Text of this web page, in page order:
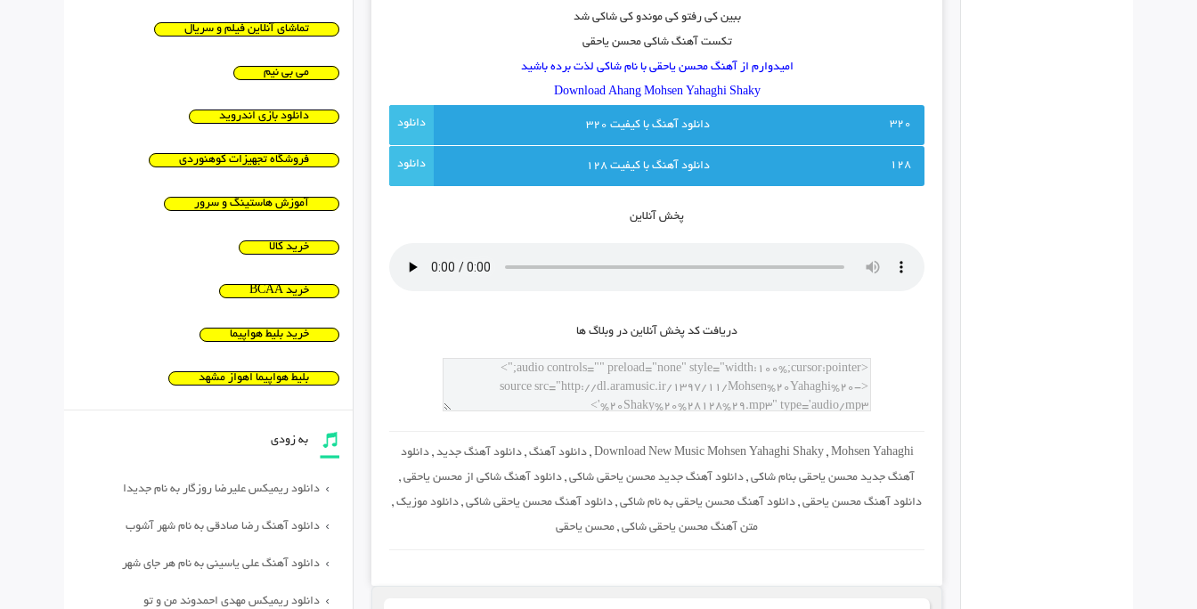
ببین کی رفتو کی موندو کی شاکی شد
تکست آهنگ شاکی محسن یاحقی
امیدوارم از آهنگ محسن یاحقی با نام شاکی لذت برده باشید
Download Ahang Mohsen Yahaghi Shaky
320 دانلود آهنگ با کيفيت 320
128 دانلود آهنگ با کيفيت 128
پخش آنلاين
دريافت کد پخش آنلاين در وبلاگ ها
Download New Music Mohsen Yahaghi Shaky, Mohsen Yahaghi
,دانلود آهنگ ,دانلود آهنگ جدید ,دانلود
آهنگ جدید محسن یاحقی بنام شاکی, دانلود آهنگ جدید محسن یاحقی شاکی, دانلود آهنگ شاکی از محسن یاحقی,
دانلود آهنگ محسن یاحقی, دانلود آهنگ محسن یاحقی به نام شاکی, دانلود آهنگ محسن یاحقی شاکی, دانلود موزیک,
متن آهنگ محسن یاحقی شاکی, محسن یاحقی
تماشای آنلاین فیلم و سریال
می بی نیم
دانلود بازی اندروید
فروشگاه تجهیزات کوهنوردی
آموزش هاستینگ و سرور
خرید کالا
خرید BCAA
خرید بلیط هواپیما
بلیط هواپیما اهواز مشهد
به زودی
دانلود ریمیکس علیرضا روزگار به نام جدیدا
دانلود آهنگ رضا صادقی به نام شهر آشوب
دانلود آهنگ علی یاسینی به نام هر جای شهر
دانلود ریمیکس مهدی احمدوند من و تو